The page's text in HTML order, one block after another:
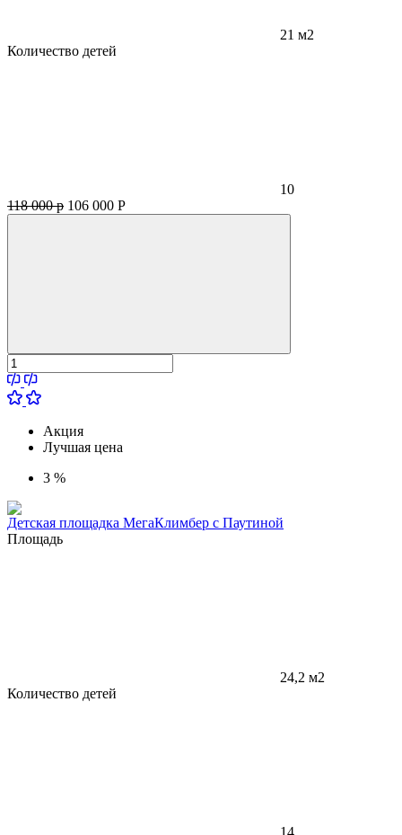
21 м2
Количество детей
10
118 000 р 106 000 Р
Акция
Лучшая цена
3 %
Детская площадка МегаКлимбер с Паутиной
Площадь
24,2 м2
Количество детей
14